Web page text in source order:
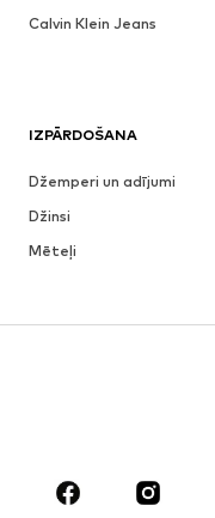
Calvin Klein Jeans
IZPĀRDOŠANA
Džemperi un adījumi
Džinsi
Mēteļi
Svārki
Aksesuāri